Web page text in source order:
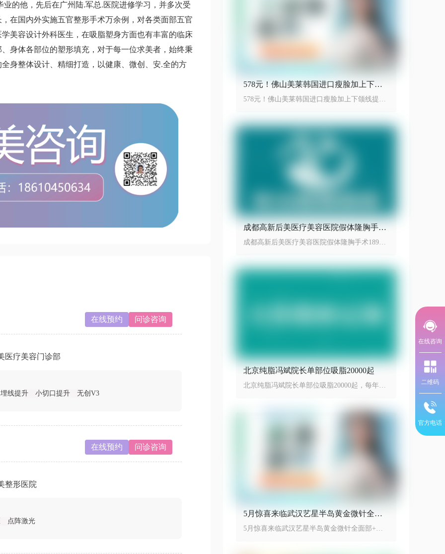
的他，先后在广州陆.军总.医院进修学习，并多次受
在国内外实施五官整形手术万余例，对各类面部五官
美容设计外科医生，在吸脂塑身方面也有丰富的临床
身体各部位的塑形填充，对于每一位求美者，始终秉
身整体设计、精细打造，以健康、微创、安.全的方
在线预约 问诊咨询
医疗美容门诊部
线提升 小切口提升 无创V3
在线预约 问诊咨询
整形医院
点阵激光
578元！佛山美莱韩国进口瘦脸加上下颌
线提升性价比之王
578元！佛山美莱韩国进口瘦脸加上下颌线提升
成都高新后美医疗美容医院假体隆胸手术
18999起
成都高新后美医疗美容医院假体隆胸手术18999
北京纯脂冯斌院长单部位吸脂20000起
北京纯脂冯斌院长单部位吸脂20000起，每年限
5月惊喜来临武汉艺星半岛黄金微针全面
部+舒敏之星低至899元
5月惊喜来临武汉艺星半岛黄金微针全面部+舒
在线咨询
二维码
官方电话